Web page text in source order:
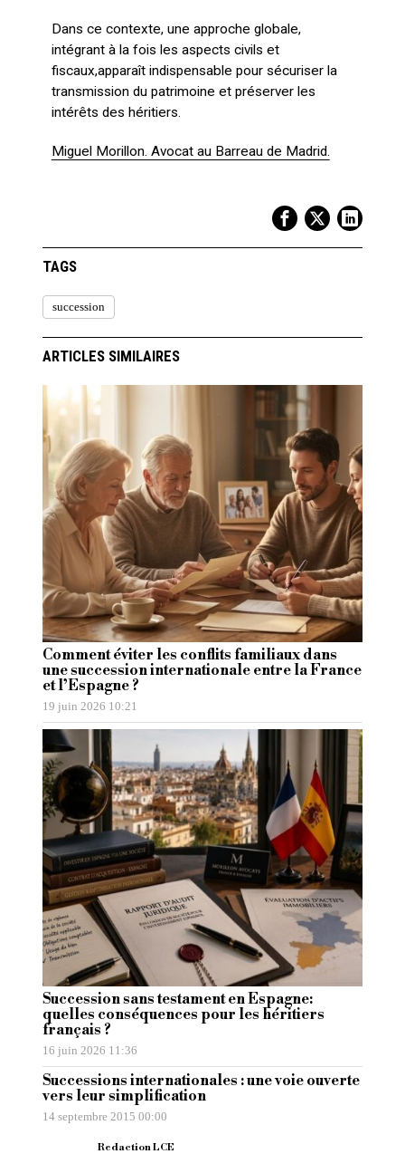
Dans ce contexte, une approche globale,
intégrant à la fois les aspects civils et
fiscaux,apparaît indispensable pour sécuriser la
transmission du patrimoine et préserver les
intérêts des héritiers.
Miguel Morillon. Avocat au Barreau de Madrid.
TAGS
succession
ARTICLES SIMILAIRES
Comment éviter les conflits familiaux dans
une succession internationale entre la France
et l’Espagne ?
19 juin 2026 10:21
Succession sans testament en Espagne:
quelles conséquences pour les héritiers
français ?
16 juin 2026 11:36
Successions internationales : une voie ouverte
vers leur simplification
14 septembre 2015 00:00
Redaction LCE